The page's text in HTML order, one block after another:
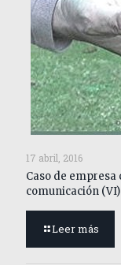
17 abril, 2016
Caso de empresa
comunicación (VI)
Leer más